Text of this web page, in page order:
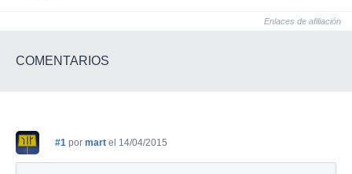
Enlaces de afiliación
COMENTARIOS
#1 por mart el 14/04/2015